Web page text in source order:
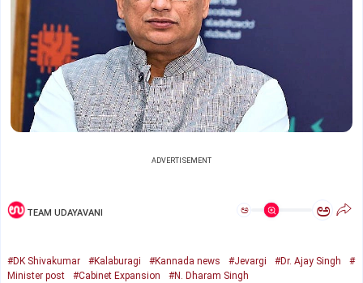
ADVERTISEMENT
TEAM UDAYAVANI ಅ ಅ
#DK Shivakumar #Kalaburagi #Kannada news #Jevargi #Dr. Ajay Singh
#
Minister post
#Cabinet Expansion #N. Dharam Singh